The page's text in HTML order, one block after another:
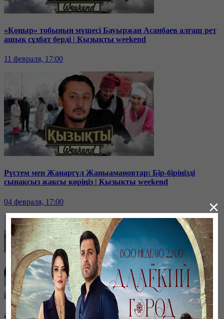
«Қоңыр» тобының мүшесі Бауыржан Асанбаев алғаш рет
ашық сұхбат берді | Қызықты weekend
11 февраля, 17:00
Рүстем мен Жанаргүл Жаныамановтар: Бір-біріңізді
сынақсыз жақсы көріңіз | Қызықты weekend
04 февраля, 17:00
Әнші-композитор Ұшқын Жамалбек пен жұбайы Жайна
×